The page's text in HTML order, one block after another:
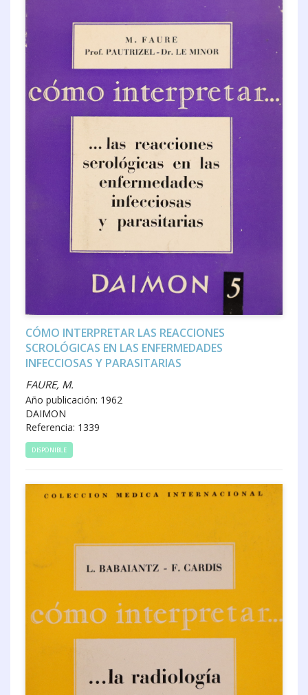
CÓMO INTERPRETAR LAS REACCIONES
SCROLÓGICAS EN LAS ENFERMEDADES
INFECCIOSAS Y PARASITARIAS
FAURE, M.
Año publicación: 1962
DAIMON
Referencia: 1339
DISPONIBLE